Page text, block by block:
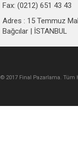
Fax: (0212) 651 43 43
Adres : 15 Temmuz
Bağcılar | İSTANBUL
© 2017 Final Pazarlama. Tüm